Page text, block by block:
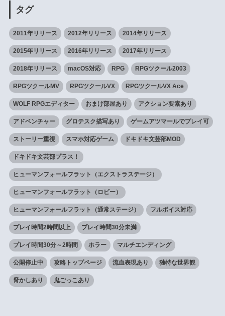
タグ
2011年リリース 2012年リリース 2014年リリース
2015年リリース 2016年リリース 2017年リリース
2018年リリース macOS対応 RPG RPGツクール2003
RPGツクールMV RPGツクールVX RPGツクールVX Ace
WOLF RPGエディター おまけ部屋あり アクション要素あり
アドベンチャー グロテスク描写あり ゲームアツマールでプレイ可
ストーリー重視 スマホ対応ゲーム ドキドキ文芸部MOD
ドキドキ文芸部プラス！
ヒューマンフォールフラット（エクストラステージ）
ヒューマンフォールフラット（ロビー）
ヒューマンフォールフラット（通常ステージ） フルボイス対応
プレイ時間2時間以上 プレイ時間30分未満
プレイ時間30分～2時間 ホラー マルチエンディング
公開停止中 攻略トップページ 流血表現あり 独特な世界観
脅かしあり 鬼ごっこあり